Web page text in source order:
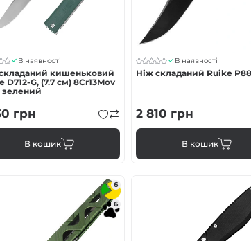
В наявності
кишеньковий
D712-G, (7.7 см) 8Cr13Mov
зелений
грн
В кошик
В наявності
Ніж складаний Ruike
2 810 грн
В кошик
6
6